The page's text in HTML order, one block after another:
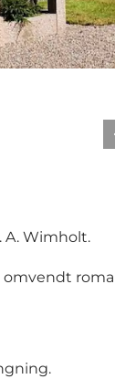
A. Wimholt.